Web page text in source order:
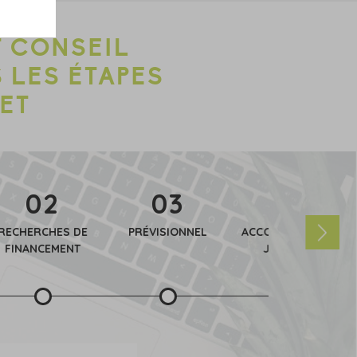
CONSEIL
ÉTAPES
02
DE
FINANCEMENT
03
PRÉVISIONNEL
ACCOMPAGNEMENT
JURIDIQUE